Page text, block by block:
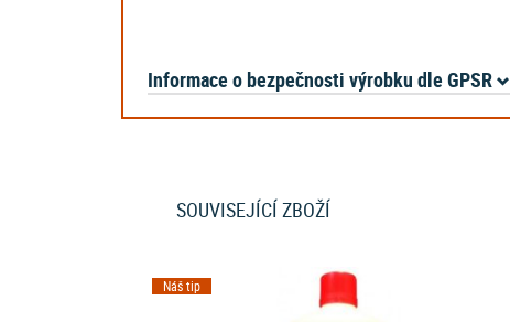
Informace o bezpečnosti výrobku dle GPSR
SOUVISEJÍCÍ ZBOŽÍ
Náš tip